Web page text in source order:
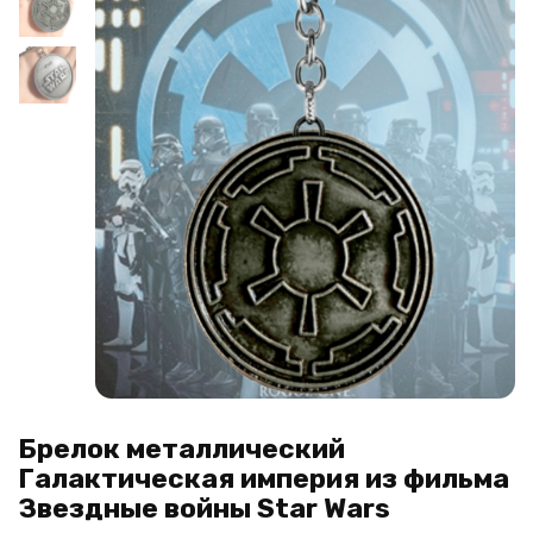
Брелок металлический
Галактическая империя из фильма
Звездные войны Star Wars